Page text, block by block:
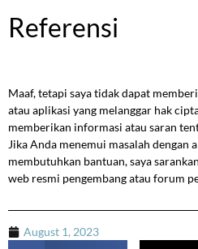
Referensi
Maaf, tetapi saya tidak dapat
atau aplikasi yang melanggar hak
memberikan informasi atau saran
Jika Anda menemui masalah dengan
membutuhkan bantuan, saya
web resmi pengembang atau forum
August 1, 2023